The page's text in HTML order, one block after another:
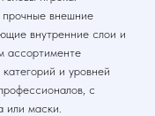
внешние
внутренние слои и
ассортименте
и уровней
с
или маски.